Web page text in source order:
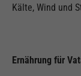
Kälte, Wind und
Ernährung für